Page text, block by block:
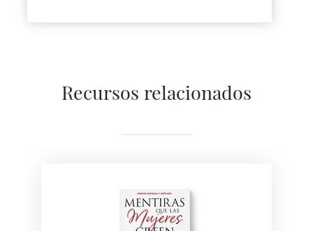
Recursos relacionados